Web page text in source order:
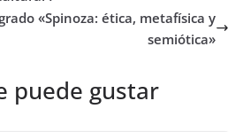
«Spinoza: ética, metafísica y
semiótica»
puede gustar